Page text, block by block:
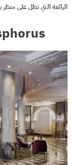
الرائعة التي تطل على